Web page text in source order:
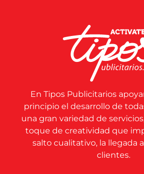
En Tipos Publicitarios
principio el desarrollo de
una gran variedad de
toque de creatividad que
salto cualitativo, la llegada
clientes.